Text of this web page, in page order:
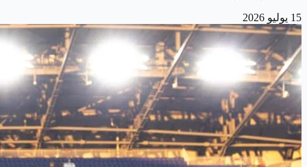
15 يوليو 2026